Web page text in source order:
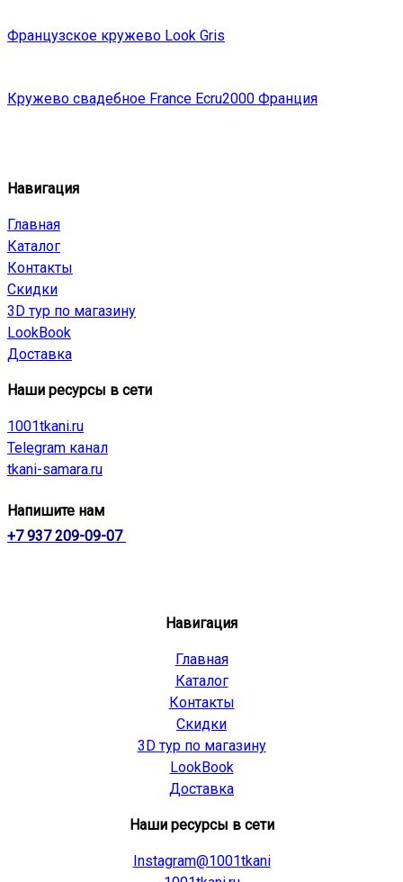
Французское кружево Look Gris
Кружево свадебное France Ecru2000 Франция
Навигация
Главная
Каталог
Контакты
Скидки
3D тур по магазину
LookBook
Доставка
Наши ресурсы в сети
1001tkani.ru
Telegram канал
tkani-samara.ru
Напишите нам
+7 937 209-09-07
Навигация
Главная
Каталог
Контакты
Скидки
3D тур по магазину
LookBook
Доставка
Наши ресурсы в сети
Instagram@1001tkani